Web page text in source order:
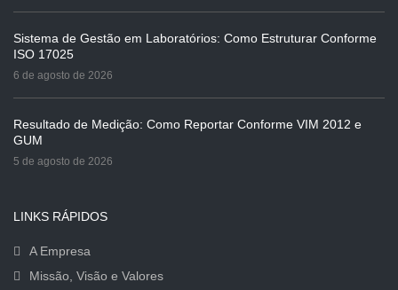
Sistema de Gestão em Laboratórios: Como Estruturar Conforme
ISO 17025
6 de agosto de 2026
Resultado de Medição: Como Reportar Conforme VIM 2012 e
GUM
5 de agosto de 2026
LINKS RÁPIDOS
A Empresa
Missão, Visão e Valores